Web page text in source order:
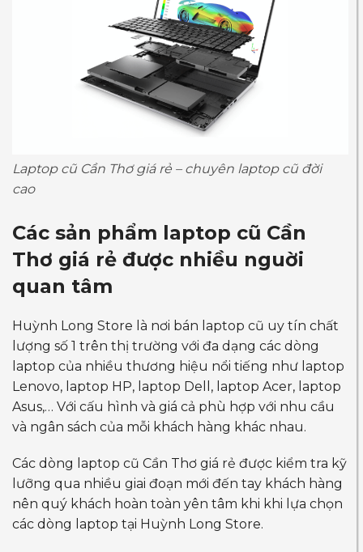
Laptop cũ Cần Thơ giá rẻ – chuyên laptop cũ đời
cao
Các sản phẩm laptop cũ Cần
Thơ giá rẻ được nhiều nguời
quan tâm
Huỳnh Long Store là nơi bán laptop cũ uy tín chất
lượng số 1 trên thị trường với đa dạng các dòng
laptop của nhiều thương hiệu nổi tiếng như laptop
Lenovo, laptop HP, laptop Dell, laptop Acer, laptop
Asus,… Với cấu hình và giá cả phù hợp với nhu cầu
và ngân sách của mỗi khách hàng khác nhau.
Các dòng laptop cũ Cần Thơ giá rẻ được kiểm tra kỹ
lưỡng qua nhiều giai đoạn mới đến tay khách hàng
nên quý khách hoàn toàn yên tâm khi khi lựa chọn
các dòng laptop tại Huỳnh Long Store.